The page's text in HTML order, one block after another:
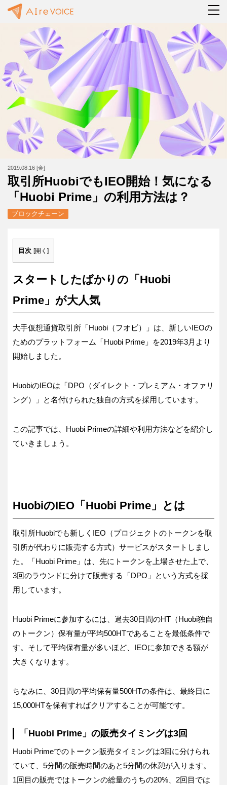
2019.08.16 [金]
取引所HuobiでもIEO開始！気になる
「Huobi Prime」の利用方法は？
ブロックチェーン
目次 [開く ]
スタートしたばかりの「Huobi
Prime」が大人気
大手仮想通貨取引所「Huobi（フオビ）」は、新しいIEOの
ためのプラットフォーム「Huobi Prime」を2019年3月より
開始しました。
HuobiのIEOは「DPO（ダイレクト・プレミアム・オファリ
ング）」と名付けられた独自の方式を採用しています。
この記事では、Huobi Primeの詳細や利用方法などを紹介し
ていきましょう。
HuobiのIEO「Huobi Prime」とは
取引所Huobiでも新しくIEO（プロジェクトのトークンを取
引所が代わりに販売する方式）サービスがスタートしまし
た。「Huobi Prime」は、先にトークンを上場させた上で、
3回のラウンドに分けて販売する「DPO」という方式を採
用しています。
Huobi Primeに参加するには、過去30日間のHT（Huobi独自
のトークン）保有量が平均500HTであることを最低条件で
す。そして平均保有量が多いほど、IEOに参加できる額が
大きくなります。
ちなみに、30日間の平均保有量500HTの条件は、最終日に
15,000HTを保有すればクリアすることが可能です。
「Huobi Prime」の販売タイミングは3回
Huobi Primeでのトークン販売タイミングは3回に分けられ
ていて、5分間の販売時間のあと5分間の休憩が入ります。
1回目の販売ではトークンの総量のうちの20%、2回目では